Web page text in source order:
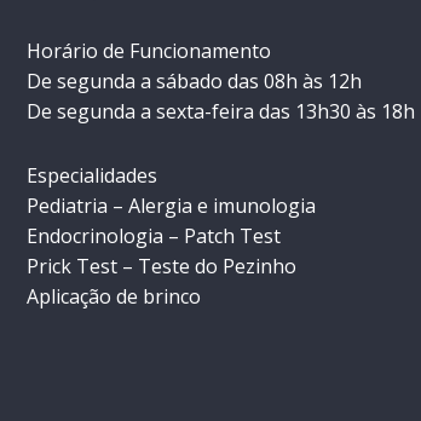
Horário de Funcionamento
De segunda a sábado das 08h às 12h
De segunda a sexta-feira das 13h30 às 18h
Especialidades
Pediatria – Alergia e imunologia
Endocrinologia – Patch Test
Prick Test – Teste do Pezinho
Aplicação de brinco